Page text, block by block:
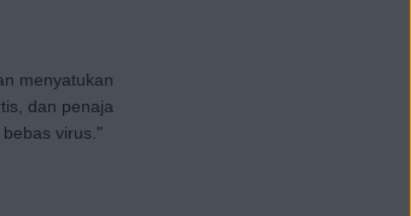
menyatukan
dan penaja
virus."